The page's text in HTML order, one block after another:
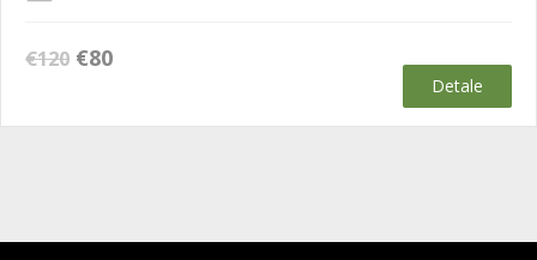
€120 Původní
€120.
€80Aktuální
€80.
Detale